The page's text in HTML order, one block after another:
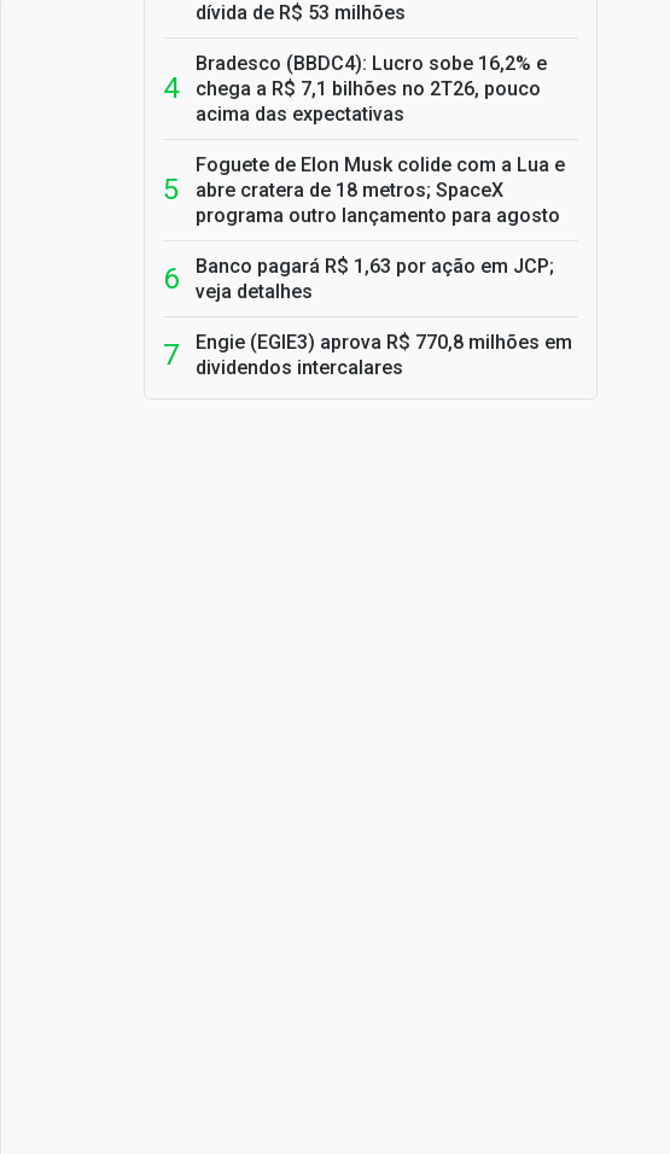
dívida de R$ 53 milhões
Bradesco (BBDC4): Lucro sobe 16,2% e
chega a R$ 7,1 bilhões no 2T26, pouco
acima das expectativas
Foguete de Elon Musk colide com a Lua e
abre cratera de 18 metros; SpaceX
programa outro lançamento para agosto
Banco pagará R$ 1,63 por ação em JCP;
veja detalhes
Engie (EGIE3) aprova R$ 770,8 milhões em
dividendos intercalares